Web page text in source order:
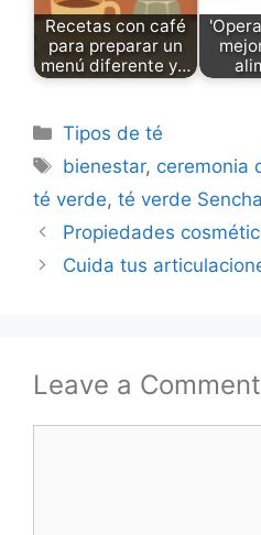
Recetas con café
para preparar un
menú diferente y…
Categories
Tipos de té
Tags
bienestar, ceremonia
té verde, té verde Sencha
Propiedades
Cuida tus
Leave a Comment